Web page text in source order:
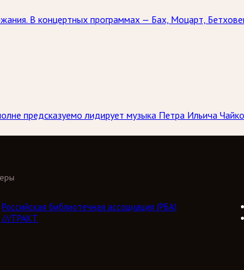
В концертных программах — Бах, Моцарт,
предсказуемо лидирует музыка Петра Ильича
Российская библиотечная ассоциация (РБА)
///ТРАКТ